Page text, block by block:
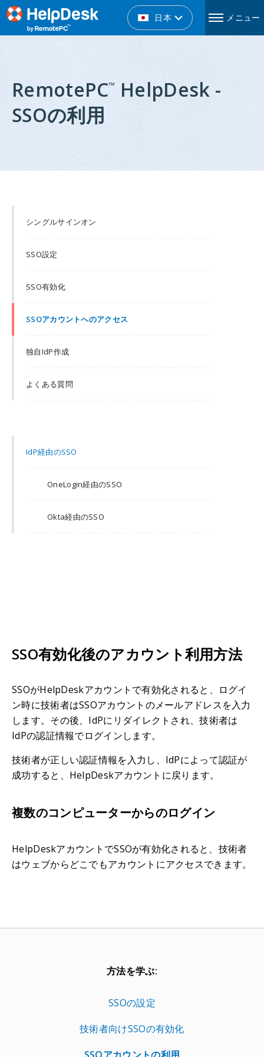
日本 メニュー
RemotePC™
HelpDesk -
SSOの利用
シングルサインオン
SSO設定
SSO有効化
SSOアカウントへのアクセス
独自IdP作成
よくある質問
IdP経由のSSO
OneLogin経由のSSO
Okta経由のSSO
SSO有効化後のアカウント利用方法
SSOがHelpDeskアカウントで有効化されると、ログイ
ン時に技術者はSSOアカウントのメールアドレスを入力
します。その後、IdPにリダイレクトされ、技術者は
IdPの認証情報でログインします。
技術者が正しい認証情報を入力し、IdPによって認証が
成功すると、HelpDeskアカウントに戻ります。
複数のコンピューターからのログイン
HelpDeskアカウントでSSOが有効化されると、技術者
はウェブからどこでもアカウントにアクセスできます。
方法を学ぶ:
SSOの設定
技術者向けSSOの有効化